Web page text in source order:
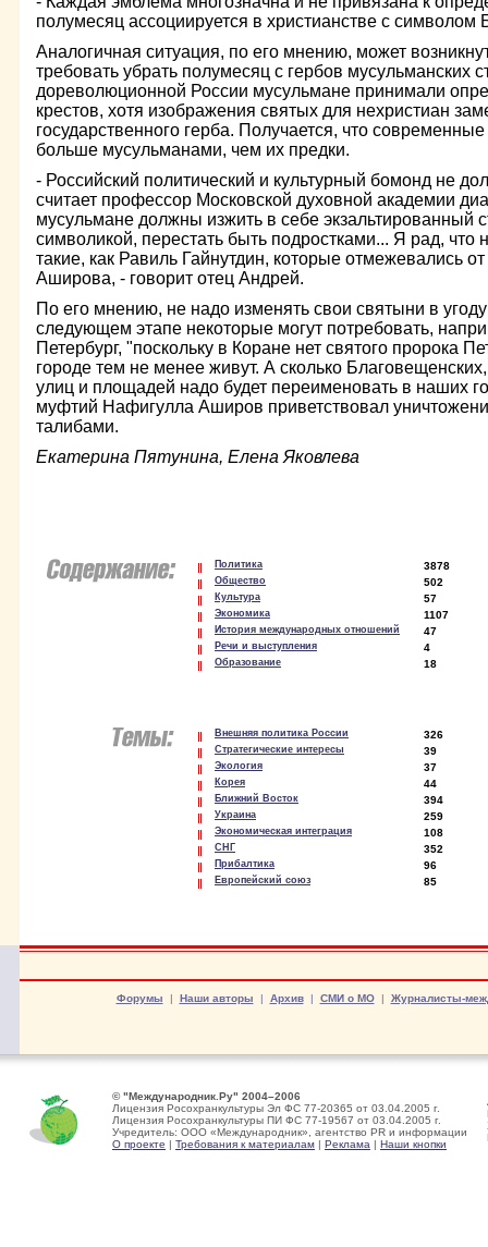
полумесяц ассоциируется в христианстве с символом
Аналогичная ситуация, по его мнению, может
требовать убрать полумесяц с гербов мусульманских
дореволюционной России мусульмане принимали
крестов, хотя изображения святых для нехристиан
государственного герба. Получается, что
больше мусульманами, чем их предки.
- Российский политический и культурный бомонд не
считает профессор Московской духовной академии
мусульмане должны изжить в себе экзальтированный
символикой, перестать быть подростками... Я рад, что
такие, как Равиль Гайнутдин, которые отмежевались
Аширова, - говорит отец Андрей.
По его мнению, не надо изменять свои святыни в
следующем этапе некоторые могут потребовать,
Петербург, "поскольку в Коране нет святого пророка
городе тем не менее живут. А сколько
улиц и площадей надо будет переименовать в наших
муфтий Нафигулла Аширов приветствовал
талибами.
Екатерина Пятунина, Елена Яковлева
Политика 3878
Общество 502
Культура 57
Экономика 1107
История международных отношений 47
Речи и выступления 4
Образование 18
Внешняя политика России 326
Стратегические интересы 39
Экология 37
Корея 44
Ближний Восток 394
Украина 259
Экономическая интеграция 108
СНГ 352
Прибалтика 96
Европейский союз 85
Форумы | Наши авторы | Архив| СМИ о МО| Журналисты-
© "Международник.Ру" 2004–2006
Лицензия Росохранкультуры Эл ФС 77-20365 от 03.04.2005 г.
Лицензия Росохранкультуры ПИ ФС 77-19567 от 03.04.2005 г.
Учредитель: ООО «Международник», агентство PR и информации
О проекте | Требования к материалам | Реклама | Наши кнопки